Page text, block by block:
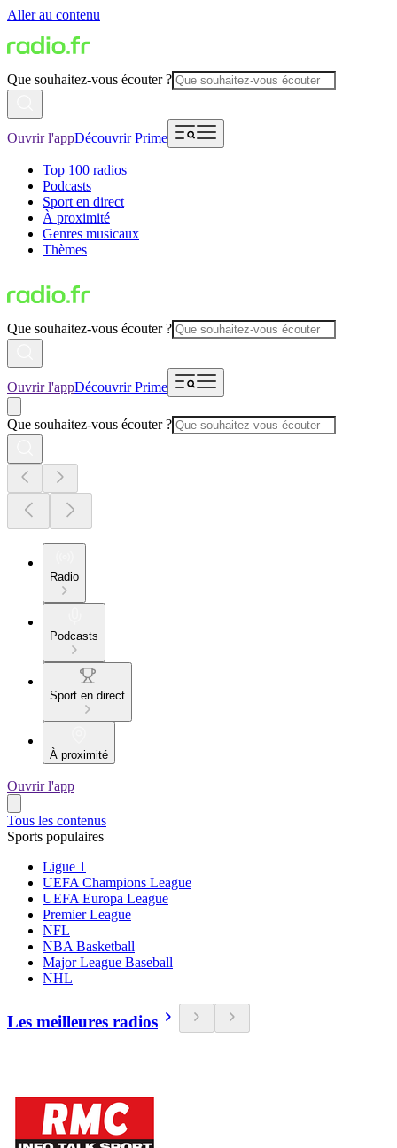
Aller au contenu
Que souhaitez-vous écouter ?
Ouvrir l'appDécouvrir Prime
Top 100 radios
Podcasts
Sport en direct
À proximité
Genres musicaux
Thèmes
Que souhaitez-vous écouter ?
Ouvrir l'appDécouvrir Prime
Que souhaitez-vous écouter ?
Radio
Podcasts
Sport en direct
À proximité
Ouvrir l'app
Tous les contenus
Sports populaires
Ligue 1
UEFA Champions League
UEFA Europa League
Premier League
NFL
NBA Basketball
Major League Baseball
NHL
Les meilleures radios